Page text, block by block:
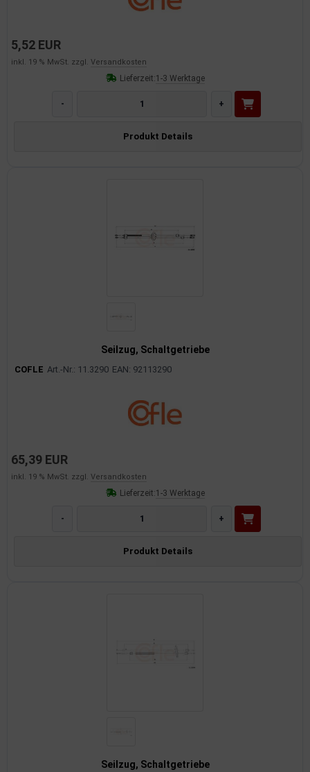
5,52 EUR
inkl. 19 % MwSt. zzgl. Versandkosten
Lieferzeit:1-3 Werktage
- +
Produkt Details
Seilzug, Schaltgetriebe
COFLE Art.-Nr.: 11.3290 EAN: 92113290
65,39 EUR
inkl. 19 % MwSt. zzgl. Versandkosten
Lieferzeit:1-3 Werktage
- +
Produkt Details
Seilzug, Schaltgetriebe